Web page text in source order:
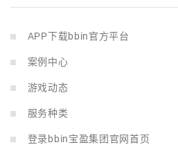
APP下载bbin官方平台
案例中心
游戏动态
服务种类
登录bbin宝盈集团官网首页